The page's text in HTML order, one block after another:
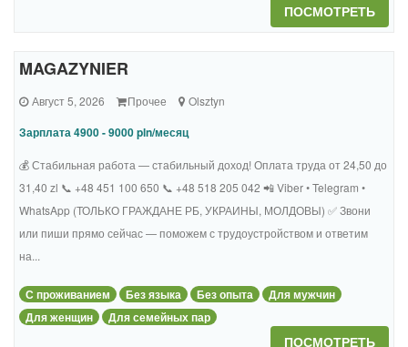
ПОСМОТРЕТЬ
MAGAZYNIER
Август 5, 2026 Прочее Olsztyn
Зарплата 4900 - 9000 pln/месяц
💰 Стабильная работа — стабильный доход! Оплата труда от 24,50 до
31,40 zl 📞 +48 451 100 650 📞 +48 518 205 042 📲 Viber • Telegram •
WhatsApp (ТОЛЬКО ГРАЖДАНЕ РБ, УКРАИНЫ, МОЛДОВЫ) ✅ Звони
или пиши прямо сейчас — поможем с трудоустройством и ответим
на...
С проживанием Без языка Без опыта
Для мужчин
Для женщин
Для семейных пар
ПОСМОТРЕТЬ